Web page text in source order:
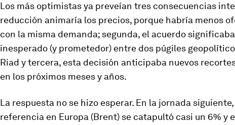
Los más optimistas ya preveían tres consecuencias
reducción animaría los precios, porque habría menos
con la misma demanda; segunda, el acuerdo
inesperado (y prometedor) entre dos púgiles
Riad y tercera, esta decisión anticipaba nuevos
en los próximos meses y años.
La respuesta no se hizo esperar. En la jornada
referencia en Europa (Brent) se catapultó casi un 6% y